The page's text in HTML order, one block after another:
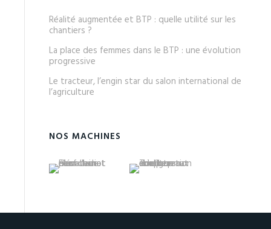
Réalité augmentée et BTP : quelle utilité sur les
chantiers ?
La place des femmes dans le BTP : une évolution
progressive
Le tracteur, l’engin star du salon international de
l’agriculture
NOS MACHINES